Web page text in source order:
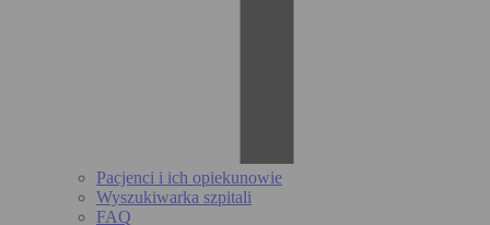
Pacjenci i ich opiekunowie
Wyszukiwarka szpitali
FAQ